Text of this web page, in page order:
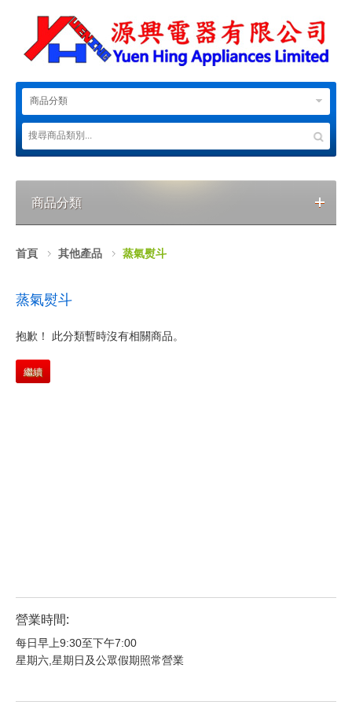
商品分類
商品分類
首頁 其他產品 蒸氣熨斗
蒸氣熨斗
抱歉！ 此分類暫時沒有相關商品。
繼續
營業時間:
每日早上9:30至下午7:00
星期六,星期日及公眾假期照常營業